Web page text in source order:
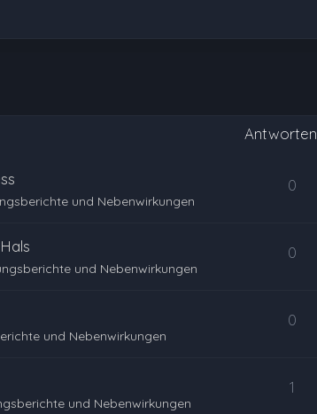
Antworten
und Nebenwirkungen
0
und Nebenwirkungen
0
und Nebenwirkungen
0
und Nebenwirkungen
1